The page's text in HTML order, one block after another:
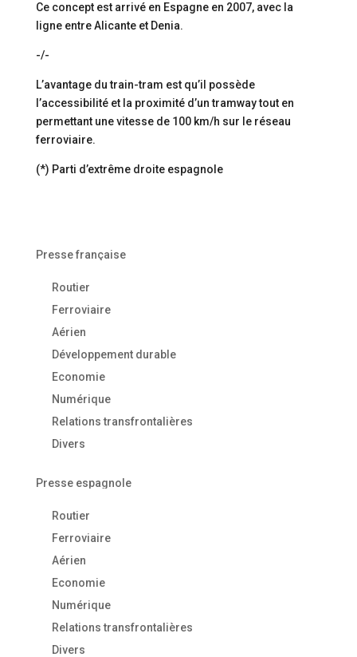
Ce concept est arrivé en Espagne en 2007, avec la
ligne entre Alicante et Denia.
-/-
L’avantage du train-tram est qu’il possède
l’accessibilité et la proximité d’un tramway tout en
permettant une vitesse de 100 km/h sur le réseau
ferroviaire.
(*) Parti d’extrême droite espagnole
Presse française
Routier
Ferroviaire
Aérien
Développement durable
Economie
Numérique
Relations transfrontalières
Divers
Presse espagnole
Routier
Ferroviaire
Aérien
Economie
Numérique
Relations transfrontalières
Divers